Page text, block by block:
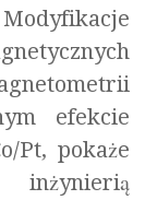
efekcie
Pt, pokaże